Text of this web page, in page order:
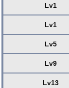
Lv1
Lv1
Lv5
Lv9
Lv13